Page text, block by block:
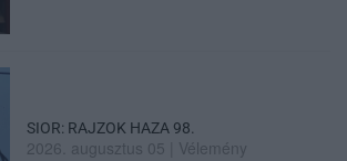
SIOR: RAJZOK HAZA 98.
2026. augusztus 05 Vélemény